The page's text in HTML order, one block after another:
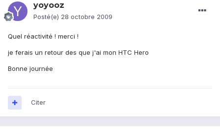
yoyooz
Posté(e) 28 octobre 2009
Quel réactivité ! merci !
je ferais un retour des que j'ai mon HTC Hero
Bonne journée
Citer